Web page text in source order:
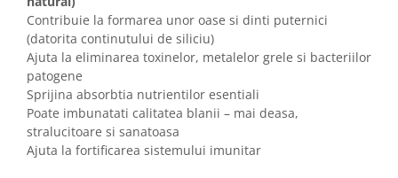
Contribuie la formarea unor oase si dinti puternici
(datorita continutului de siliciu)
Ajuta la eliminarea toxinelor, metalelor grele si bacteriilor
patogene
Sprijina absorbtia nutrientilor esentiali
Poate imbunatati calitatea blanii – mai deasa,
stralucitoare si sanatoasa
Ajuta la fortificarea sistemului imunitar